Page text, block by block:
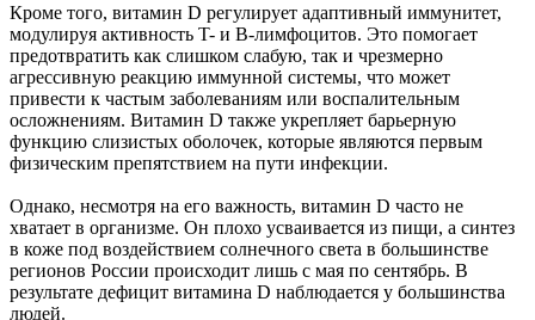
Кроме того, витамин D регулирует адаптивный иммунитет,
модулируя активность T- и B-лимфоцитов. Это помогает
предотвратить как слишком слабую, так и чрезмерно
агрессивную реакцию иммунной системы, что может
привести к частым заболеваниям или воспалительным
осложнениям. Витамин D также укрепляет барьерную
функцию слизистых оболочек, которые являются первым
физическим препятствием на пути инфекции.
Однако, несмотря на его важность, витамин D часто не
хватает в организме. Он плохо усваивается из пищи, а синтез
в коже под воздействием солнечного света в большинстве
регионов России происходит лишь с мая по сентябрь. В
результате дефицит витамина D наблюдается у большинства
людей.